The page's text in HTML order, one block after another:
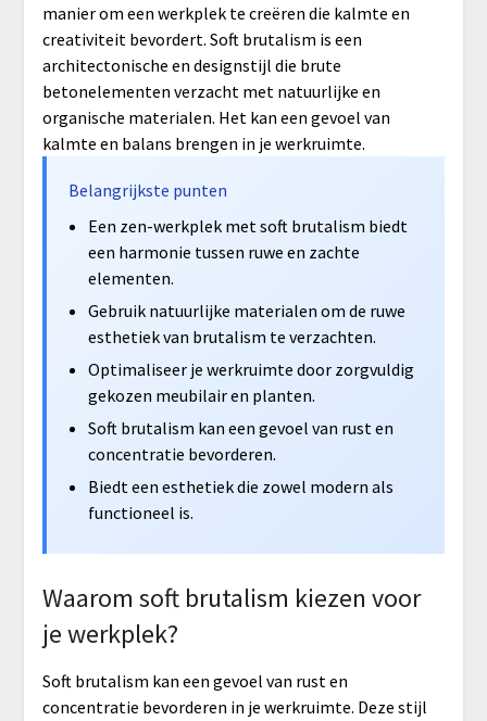
manier om een werkplek te creëren die kalmte en
creativiteit bevordert. Soft brutalism is een
architectonische en designstijl die brute
betonelementen verzacht met natuurlijke en
organische materialen. Het kan een gevoel van
kalmte en balans brengen in je werkruimte.
Belangrijkste punten
Een zen-werkplek met soft brutalism biedt
een harmonie tussen ruwe en zachte
elementen.
Gebruik natuurlijke materialen om de ruwe
esthetiek van brutalism te verzachten.
Optimaliseer je werkruimte door zorgvuldig
gekozen meubilair en planten.
Soft brutalism kan een gevoel van rust en
concentratie bevorderen.
Biedt een esthetiek die zowel modern als
functioneel is.
Waarom soft brutalism kiezen voor
je werkplek?
Soft brutalism kan een gevoel van rust en
concentratie bevorderen in je werkruimte. Deze stijl